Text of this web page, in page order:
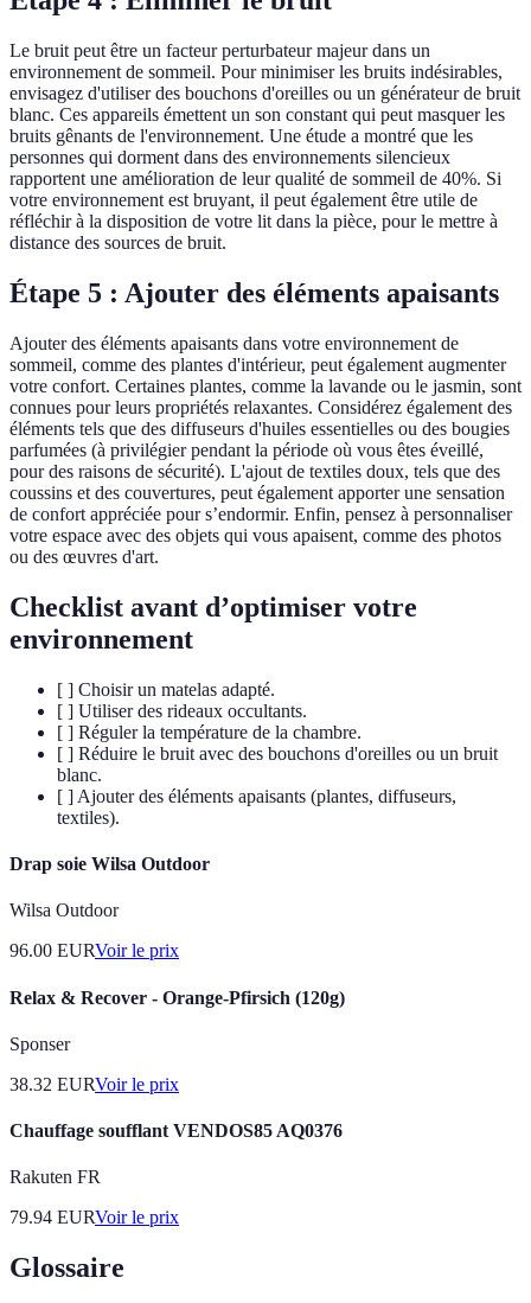
Le bruit peut être un facteur perturbateur majeur dans un
environnement de sommeil. Pour minimiser les bruits indésirables,
envisagez d'utiliser des bouchons d'oreilles ou un générateur de bruit
blanc. Ces appareils émettent un son constant qui peut masquer les
bruits gênants de l'environnement. Une étude a montré que les
personnes qui dorment dans des environnements silencieux
rapportent une amélioration de leur qualité de sommeil de 40%. Si
votre environnement est bruyant, il peut également être utile de
réfléchir à la disposition de votre lit dans la pièce, pour le mettre à
distance des sources de bruit.
Étape 5 : Ajouter des éléments apaisants
Ajouter des éléments apaisants dans votre environnement de
sommeil, comme des plantes d'intérieur, peut également augmenter
votre confort. Certaines plantes, comme la lavande ou le jasmin, sont
connues pour leurs propriétés relaxantes. Considérez également des
éléments tels que des diffuseurs d'huiles essentielles ou des bougies
parfumées (à privilégier pendant la période où vous êtes éveillé,
pour des raisons de sécurité). L'ajout de textiles doux, tels que des
coussins et des couvertures, peut également apporter une sensation
de confort appréciée pour s’endormir. Enfin, pensez à personnaliser
votre espace avec des objets qui vous apaisent, comme des photos
ou des œuvres d'art.
Checklist avant d’optimiser votre
environnement
[ ] Choisir un matelas adapté.
[ ] Utiliser des rideaux occultants.
[ ] Réguler la température de la chambre.
[ ] Réduire le bruit avec des bouchons d'oreilles ou un bruit
blanc.
[ ] Ajouter des éléments apaisants (plantes, diffuseurs,
textiles).
Drap soie Wilsa Outdoor
Wilsa Outdoor
96.00 EURVoir le prix
Relax & Recover - Orange-Pfirsich (120g)
Sponser
38.32 EURVoir le prix
Chauffage soufflant VENDOS85 AQ0376
Rakuten FR
79.94 EURVoir le prix
Glossaire